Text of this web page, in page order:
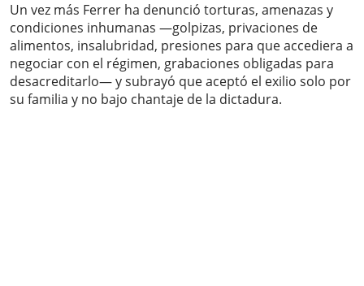
Un vez más Ferrer ha denunció torturas, amenazas y
condiciones inhumanas —golpizas, privaciones de
alimentos, insalubridad, presiones para que accediera a
negociar con el régimen, grabaciones obligadas para
desacreditarlo— y subrayó que aceptó el exilio solo por
su familia y no bajo chantaje de la dictadura.